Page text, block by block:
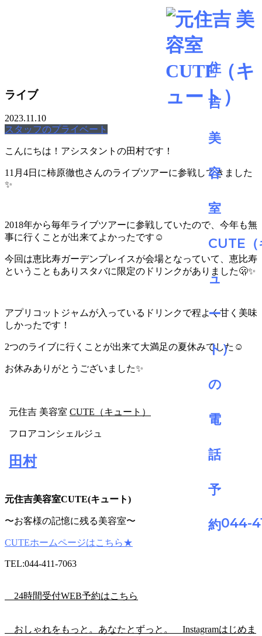
044-
BLOG
ライブ
2023.11.10
スタッフのプライベート
こんにちは！アシスタントの田村です！
11月4日に柿原徹也さんのライブツアーに参戦してきました
✨
2018年から毎年ライブツアーに参戦していたので、今年も無
事に行くことが出来てよかったです☺️
今回は恵比寿ガーデンプレイスが会場となっていて、恵比寿
ということもありスタバに限定のドリンクがありました🫢✨
アプリコットジャムが入っているドリンクで程よく甘く美味
しかったです！
2つのライブに行くことが出来て大満足の夏休みでした☺️
お休みありがとうございました✨
元住吉 美容室 CUTE（キュート）
フロアコンシェルジュ
田村
元住吉美容室CUTE(キュート)
〜お客様の記憶に残る美容室〜
CUTEホームページはこちら★
TEL:044-411-7063
24時間受付WEB予約はこちら
おしゃれをもっと。あなたとずっと。
Instagramはじめま